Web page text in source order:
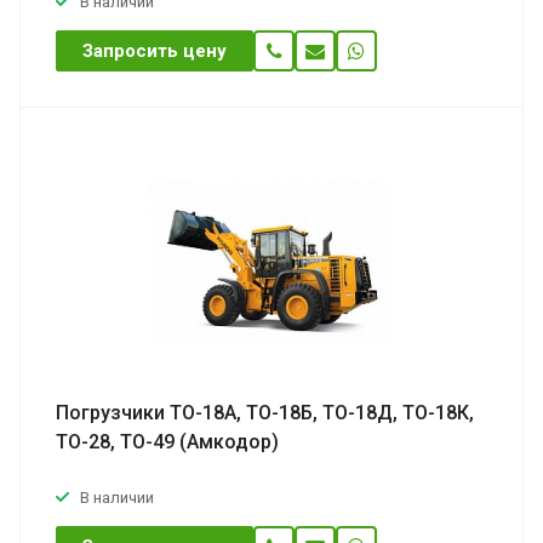
Запросить цену
Погрузчики ТО-18А, ТО-18Б, ТО-18Д, ТО-18К,
ТО-28, ТО-49 (Амкодор)
В наличии